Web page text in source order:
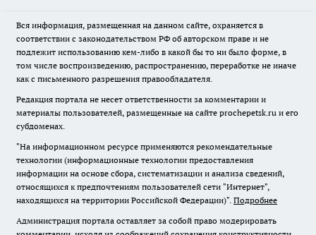
Вся информация, размещенная на данном сайте, охраняется в
соответствии с законодательством РФ об авторском праве и не
подлежит использованию кем-либо в какой бы то ни было форме, в
том числе воспроизведению, распространению, переработке не иначе
как с письменного разрешения правообладателя.
Редакция портала не несет ответственности за комментарии и
материалы пользователей, размещенные на сайте prochepetsk.ru и его
субдоменах.
"На информационном ресурсе применяются рекомендательные
технологии (информационные технологии предоставления
информации на основе сбора, систематизации и анализа сведений,
относящихся к предпочтениям пользователей сети "Интернет",
находящихся на территории Российской Федерации)". Подробнее
Администрация портала оставляет за собой право модерировать